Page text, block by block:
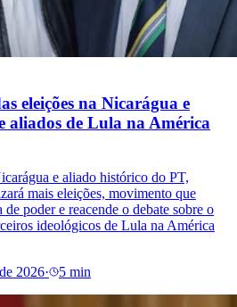
eleições na Nicarágua e
aliados de Lula na América
e aliado histórico do PT,
mais eleições, movimento que
poder e reacende o debate sobre o
ideológicos de Lula na América
2026· 5 min